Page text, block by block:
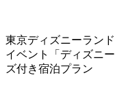
東京ディズニーラン
イベント「ディズニ
ズ付き宿泊プラン